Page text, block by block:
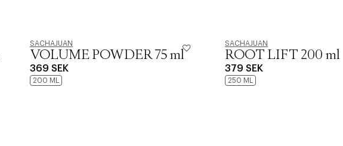
SACHAJUAN
VOLUME POWDER 75 ml
369 SEK
200 ML
SACHAJUAN
ROOT LIFT 200 ml
379 SEK
250 ML